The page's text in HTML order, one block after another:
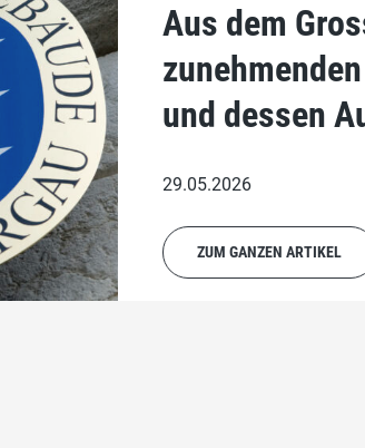
Aus dem
und dessen
29.05.2026
ZUM GANZEN ARTIKEL